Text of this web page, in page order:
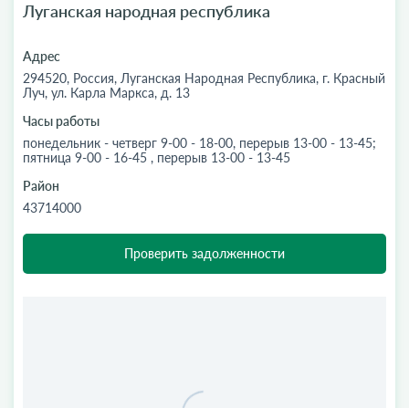
Луганская народная республика
Адрес
294520, Россия, Луганская Народная Республика, г. Красный
Луч, ул. Карла Маркса, д. 13
Часы работы
понедельник - четверг 9-00 - 18-00, перерыв 13-00 - 13-45;
пятница 9-00 - 16-45 , перерыв 13-00 - 13-45
Район
43714000
Проверить задолженности